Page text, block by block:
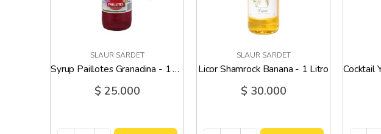
SLAUR SARDET
Syrup Paillotes Granadina - 1 Litro
$ 25.000
SLAUR SARDET
Licor Shamrock Banana - 1 Litro
$ 30.000